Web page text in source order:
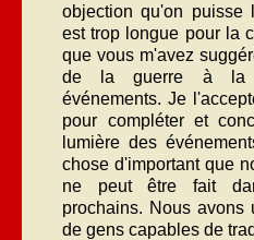
objection qu'on puisse
est trop longue pour la
que vous m'avez
de la guerre à la
événements. Je
pour compléter et
lumière des
chose d'important que
ne peut être fait
prochains. Nous avons
de gens capables de